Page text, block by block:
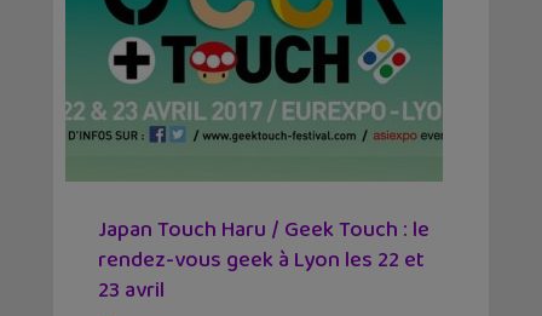
Japan Touch Haru / Geek Touch : le
rendez-vous geek à Lyon les 22 et
23 avril